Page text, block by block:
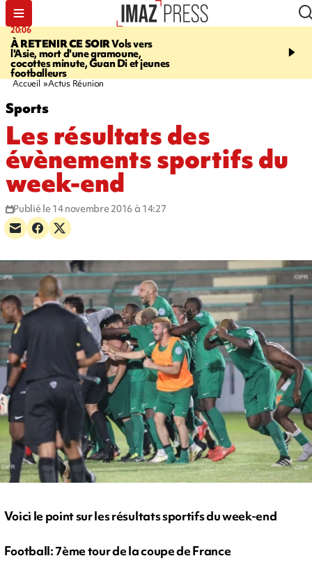
20:06
À RETENIR CE SOIRVols vers
l'Asie, mort d'une gramoune,
cocottes minute, Guan Di et jeunes
footballeurs
07:22
Squale condamné à
Accueil Actus Réunion
Sports
Les résultats des
évènements sportifs du
week-end
Publié le 14 novembre 2016 à 14:27
Voici le point sur les résultats sportifs du week-end
Football: 7ème tour de la coupe de France